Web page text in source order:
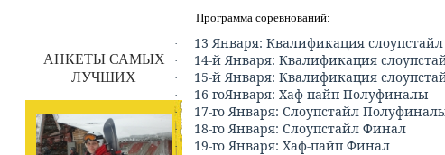
АНКЕТЫ САМЫХ
ЛУЧШИХ
Программа соревнований:
·
13 Января: Квалификация
· 14-й Января: Квалификация
· 15-й Января: Квалификация
· 16-гоЯнваря: Хаф-пайп Полуфиналы
· 17-го Января: Слоупстайл
· 18-го Января: Слоупстайл Финал
· 19-го Января: Хаф-пайп Финал